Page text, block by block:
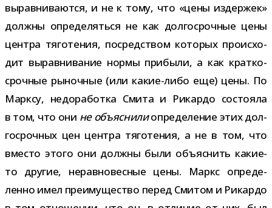
вырав­ни­ва­ются, и не к тому, что «цены издер­жек»
должны опре­де­ляться не как дол­го­сроч­ные цены
цен­тра тяго­те­ния, посред­ством кото­рых про­ис­хо­
дит вырав­ни­ва­ние нормы при­были, а как крат­ко­
сроч­ные рыноч­ные (или какие-​либо еще) цены. По
Марксу, недо­ра­ботка Смита и Рикардо состо­яла
в том, что они не объ­яс­нилиопре­де­ле­ние этих дол­
го­сроч­ных цен цен­тра тяго­те­ния, а не в том, что
вме­сто этого они должны были объ­яс­нить какие-​
то дру­гие, нерав­но­вес­ные цены. Маркс опре­де­
ленно имел пре­иму­ще­ство перед Смитом и Рикардо